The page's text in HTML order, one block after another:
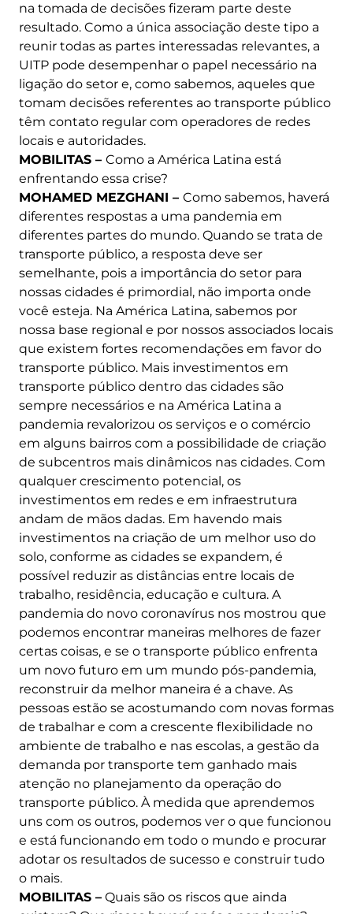
na tomada de decisões fizeram parte deste
resultado. Como a única associação deste tipo a
reunir todas as partes interessadas relevantes, a
UITP pode desempenhar o papel necessário na
ligação do setor e, como sabemos, aqueles que
tomam decisões referentes ao transporte público
têm contato regular com operadores de redes
locais e autoridades.
MOBILITAS – Como a América Latina está
enfrentando essa crise?
MOHAMED MEZGHANI – Como sabemos, haverá
diferentes respostas a uma pandemia em
diferentes partes do mundo. Quando se trata de
transporte público, a resposta deve ser
semelhante, pois a importância do setor para
nossas cidades é primordial, não importa onde
você esteja. Na América Latina, sabemos por
nossa base regional e por nossos associados locais
que existem fortes recomendações em favor do
transporte público. Mais investimentos em
transporte público dentro das cidades são
sempre necessários e na América Latina a
pandemia revalorizou os serviços e o comércio
em alguns bairros com a possibilidade de criação
de subcentros mais dinâmicos nas cidades. Com
qualquer crescimento potencial, os
investimentos em redes e em infraestrutura
andam de mãos dadas. Em havendo mais
investimentos na criação de um melhor uso do
solo, conforme as cidades se expandem, é
possível reduzir as distâncias entre locais de
trabalho, residência, educação e cultura. A
pandemia do novo coronavírus nos mostrou que
podemos encontrar maneiras melhores de fazer
certas coisas, e se o transporte público enfrenta
um novo futuro em um mundo pós-pandemia,
reconstruir da melhor maneira é a chave. As
pessoas estão se acostumando com novas formas
de trabalhar e com a crescente flexibilidade no
ambiente de trabalho e nas escolas, a gestão da
demanda por transporte tem ganhado mais
atenção no planejamento da operação do
transporte público. À medida que aprendemos
uns com os outros, podemos ver o que funcionou
e está funcionando em todo o mundo e procurar
adotar os resultados de sucesso e construir tudo
o mais.
MOBILITAS – Quais são os riscos que ainda